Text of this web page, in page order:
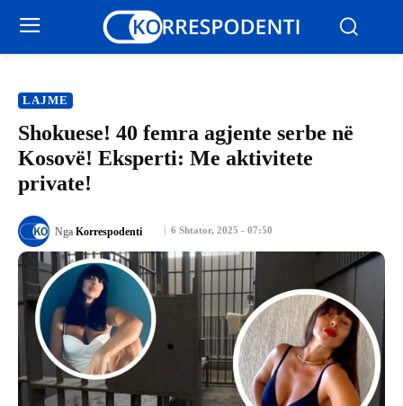
LAJME
Shokuese! 40 femra agjente serbe në
Kosovë! Eksperti: Me aktivitete
private!
6 Shtator, 2025 - 07:50
Nga Korrespodenti